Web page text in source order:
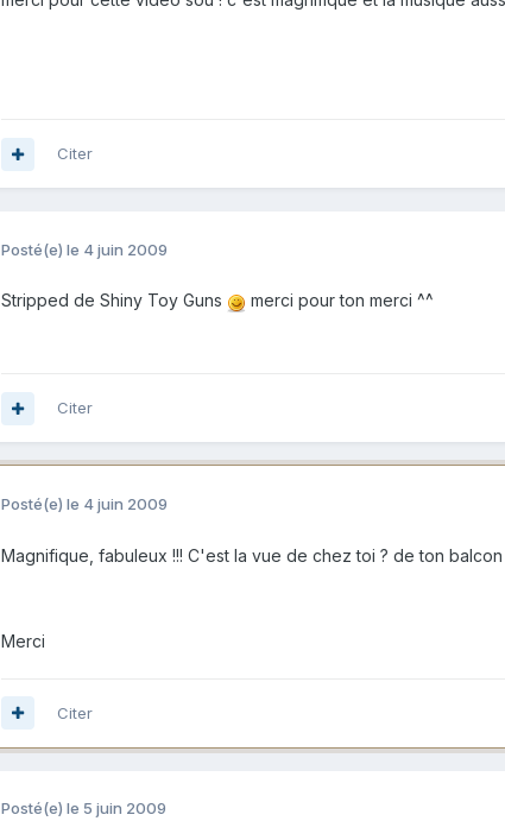
Citer
Posté(e) le 4 juin 2009
Stripped de Shiny Toy Guns merci pour ton merci ^^
Citer
Posté(e) le 4 juin 2009
Magnifique, fabuleux !!! C'est la vue de chez toi ? de ton balcon
Merci
Citer
Posté(e) le 5 juin 2009